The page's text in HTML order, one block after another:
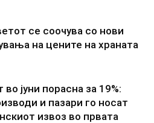
се соочува со нови
на цените на храната
во јуни порасна за 19%:
и пазари го носат
извоз во првата